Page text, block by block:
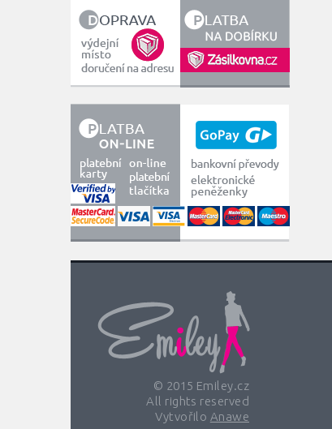
© 2015 Emiley.cz
All rights reserved
Vytvořilo Anawe